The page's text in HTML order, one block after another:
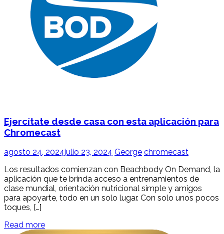
Ejercítate desde casa con esta aplicación para
Chromecast
agosto 24, 2024julio 23, 2024 George chromecast
Los resultados comienzan con Beachbody On Demand, la
aplicación que te brinda acceso a entrenamientos de
clase mundial, orientación nutricional simple y amigos
para apoyarte, todo en un solo lugar. Con solo unos pocos
toques, […]
Read more